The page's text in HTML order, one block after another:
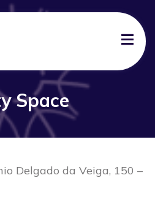
Space
Delgado da Veiga, 150 –